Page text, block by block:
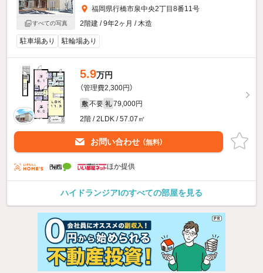
すべての写真
福岡県行橋市泉中央2丁目8番11号
2階建 / 9年2ヶ月 / 木造
駐車場あり 駐輪場あり
5.9万円
（管理費2,300円）
敷 不要 礼 79,000円
2階 / 2LDK / 57.07㎡
お問い合わせ （無料）
ほか提供
ハイドランジアIのすべての部屋を見る